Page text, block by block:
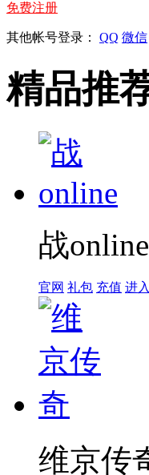
免费注册
其他帐号登录： QQ 微信
精品推
战online
官网 礼包 充值 进
维京传